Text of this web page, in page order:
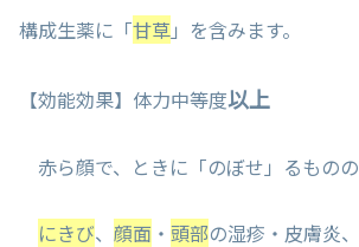
構成生薬に「甘草」を含みます。
【効能効果】体力中等度以上
赤ら顔で、ときに「のぼせ」るものの
にきび、 顔面 ・ 頭部の湿疹・皮膚炎、